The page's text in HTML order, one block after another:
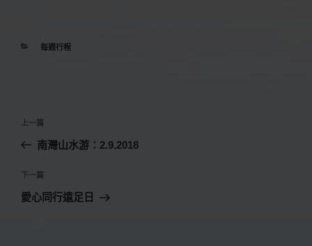
分
每週行程
文
覽
上
一
文
章
上一篇
南灣山水游：2.9.2018
下
一
下一篇
愛心同行遠足日